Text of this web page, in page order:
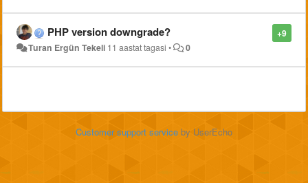
+9
PHP version downgrade?
Turan Ergün Tekeli 11 aastat tagasi • 0
Customer support service by UserEcho